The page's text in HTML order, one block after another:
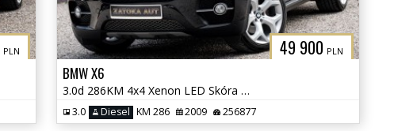
PLN 49 900 PLN
BMW X6
3.0d 286KM 4x4 Xenon LED Skóra TV Navi Klima Parktornic
3.0 Diesel KM 286 2009 256877